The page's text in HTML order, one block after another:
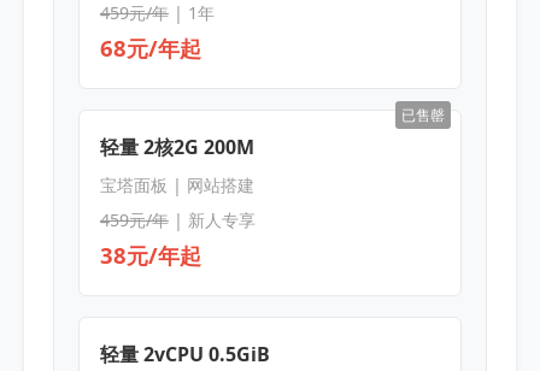
459元/年| 1年
68元/年起
已售罄
轻量 2核2G 200M
宝塔面板 | 网站搭建
459元/年| 新人专享
38元/年起
轻量 2vCPU 0.5GiB